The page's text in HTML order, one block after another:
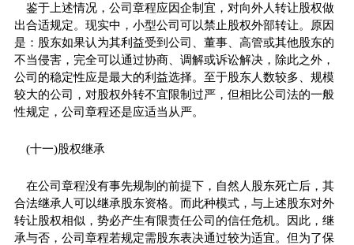
鉴于上述情况，公司章程应因企制宜，对向外人转让股权做
出合适规定。现实中，小型公司可以禁止股权外部转让。原因
是：股东如果认为其利益受到公司、董事、高管或其他股东的
不当侵害，完全可以通过协商、调解或诉讼解决，除此之外，
公司的稳定性应是最大的利益选择。至于股东人数较多、规模
较大的公司，对股权外转不宜限制过严，但相比公司法的一般
性规定，公司章程还是应适当从严。
(十一)股权继承
在公司章程没有事先规制的前提下，自然人股东死亡后，其
合法继承人可以继承股东资格。而此种模式，与上述股东对外
转让股权相似，势必产生有限责任公司的信任危机。因此，继
承与否，公司章程若规定需股东表决通过较为适宜。但为了保